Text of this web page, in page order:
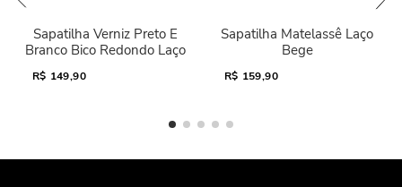
Sapatilha Verniz Preto E
Branco Bico Redondo Laço
R$ 149,90
Sapatilha Matelassê Laço
Bege
R$ 159,90